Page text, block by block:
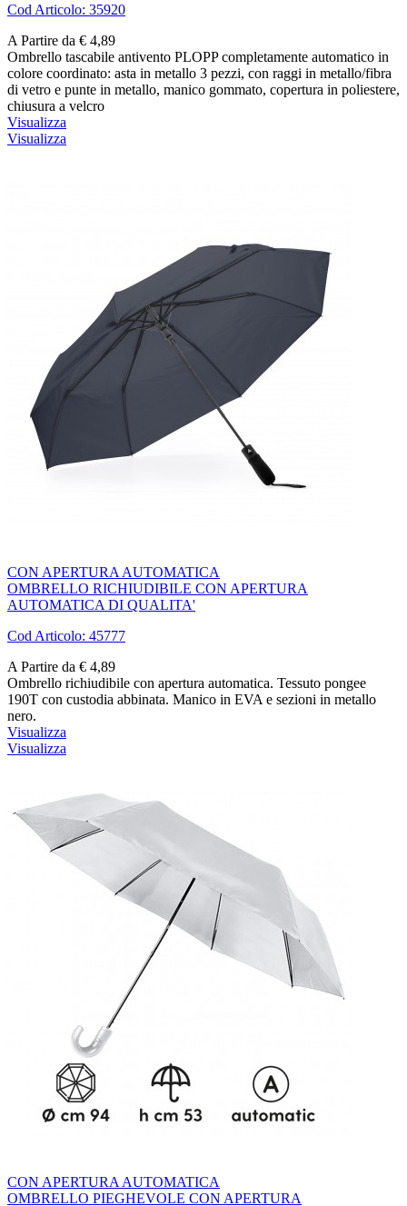
Cod Articolo: 35920
A Partire da € 4,89
Ombrello tascabile antivento PLOPP completamente automatico in
colore coordinato: asta in metallo 3 pezzi, con raggi in metallo/fibra
di vetro e punte in metallo, manico gommato, copertura in poliestere,
chiusura a velcro
Visualizza
Visualizza
CON APERTURA AUTOMATICA
OMBRELLO RICHIUDIBILE CON APERTURA
AUTOMATICA DI QUALITA'
Cod Articolo: 45777
A Partire da € 4,89
Ombrello richiudibile con apertura automatica. Tessuto pongee
190T con custodia abbinata. Manico in EVA e sezioni in metallo
nero.
Visualizza
Visualizza
CON APERTURA AUTOMATICA
OMBRELLO PIEGHEVOLE CON APERTURA